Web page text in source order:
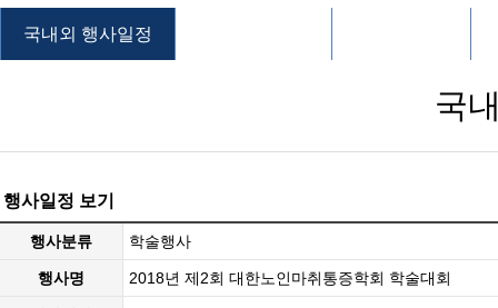
국내외 행사일정
국
행사일정 보기
행사분류 학술행사
행사명 2018년 제2회 대한노인마취통증학회 학술대회